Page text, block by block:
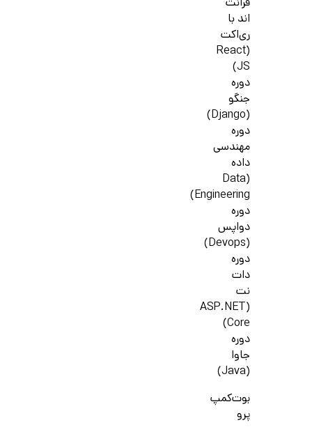
فرانت
اند با
ری‌اکت
(React
JS)
دوره
جنگو
(Django)
دوره
مهندسی
داده
(Data
Engineering)
دوره
دواپس
(Devops)
دوره
دات
نت
(ASP.NET
Core)
دوره
جاوا
(Java)
بوت‌کمپ
پرو